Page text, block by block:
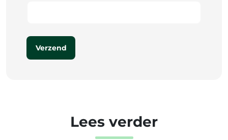
Verzend
Lees verder